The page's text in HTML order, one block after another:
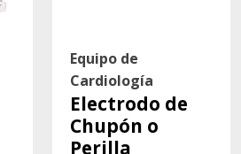
Equipo de
Cardiología
Electrodo de
Chupón o
Perilla